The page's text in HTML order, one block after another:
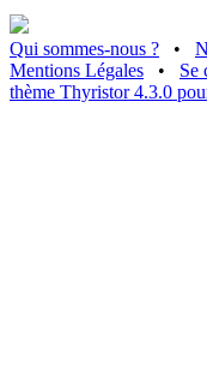
Qui sommes-nous ? •
Mentions Légales
• Se
thème Thyristor 4.3.0